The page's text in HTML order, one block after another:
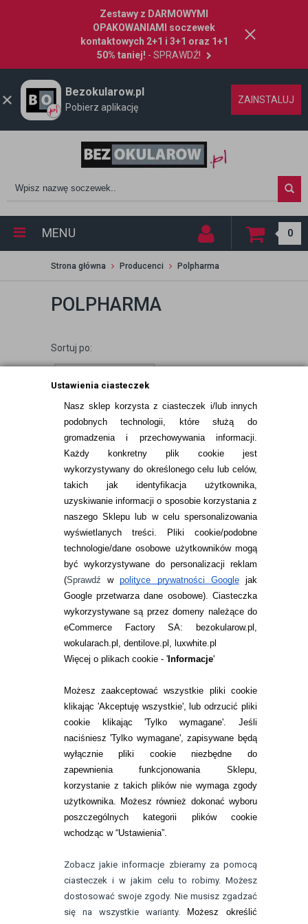
Ustawienia ciasteczek
Nasz sklep korzysta z ciasteczek i/lub innych
podobnych technologii, które służą do
gromadzenia i przechowywania informacji.
Każdy konkretny plik cookie jest
wykorzystywany do określonego celu lub celów,
takich jak identyfikacja użytkownika,
uzyskiwanie informacji o sposobie korzystania z
naszego Sklepu lub w celu spersonalizowania
wyświetlanych treści.
Pliki cookie/podobne
technologie/dane osobowe użytkowników mogą
być wykorzystywane do personalizacji reklam
(Sprawdźwpolityce prywatności Googlejak
Google przetwarza dane osobowe). Ciasteczka
wykorzystywane są przez domeny należące do
eCommerce Factory SA: bezokularow.pl,
wokularach.pl, dentilove.pl, luxwhite.pl
Więcej o plikach cookie - 'Informacje'
Możesz zaakceptować wszystkie pliki cookie
klikając 'Akceptuję wszystkie', lub odrzucić pliki
cookie klikając 'Tylko wymagane'. Jeśli
naciśniesz 'Tylko wymagane', zapisywane będą
wyłącznie pliki cookie niezbędne do
zapewnienia funkcjonowania Sklepu,
korzystanie z takich plików nie wymaga zgody
użytkownika. Możesz również dokonać wyboru
poszczególnych kategorii plików cookie
wchodząc w “Ustawienia”.
Zobacz jakie informacje zbieramy za pomocą
ciasteczek i w jakim celu to robimy. Możesz
dostosować swoje zgody. Nie musisz zgadzać
się na wszystkie warianty.
Możesz określić
Zestawy z DARMOWYMI
OPAKOWANIAMI soczewek
kontaktowych 2+1 i 3+1 oraz 1+1
50% taniej! - SPRAWDŹ!
Bezokularow.pl
Pobierz aplikację
ZAINSTALUJ
MENU 0
Strona główna Producenci Polpharma
POLPHARMA
Sortuj po:
Brak produktów w wybranej kategorii
spełniających kryteria wyświetlania.
INFORMACJE KONTAKTOWE
JAK ZAMAWIAĆ?
ZWROTY I REKLAMACJA
WARUNKI ZAKUPÓW
RANKINGI SOCZEWEK
SOCZEWKI KOLOROWE
Zwrot (odstąpienie od umowy)
ZMIEŃ USTAWIENIA ZGODY NA CIASTECZKA
KONTAKT
telefon:
22 113 44 42
telefon:
732 08 08 72
kontakt@bezokularow.pl